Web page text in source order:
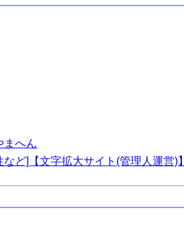
まへん
ど]【文字拡大サイト(管理人運営)】